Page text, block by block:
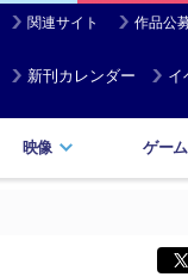
関連サイト 作品公
新刊カレンダー イ
映像 ゲーム